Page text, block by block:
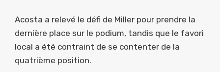
Acosta a relevé le défi de Miller pour prendre la
dernière place sur le podium, tandis que le favori
local a été contraint de se contenter de la
quatrième position.